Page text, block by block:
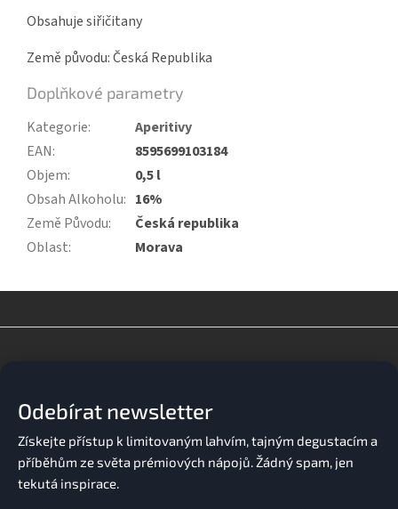
Obsahuje siřičitany
Země původu: Česká Republika
Doplňkové parametry
Kategorie:
Aperitivy
EAN:
8595699103184
Objem:
0,5 l
Obsah Alkoholu: 16%
Země Původu:
Česká republika
Oblast: Morava
Odebírat newsletter